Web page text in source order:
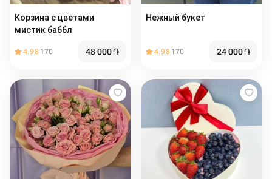
Корзина с цветами
мистик баббл
4.98 170 48 000֏
Нежный букет
4.98 170 24 000֏